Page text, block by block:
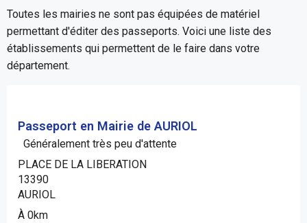
Toutes les mairies ne sont pas équipées de matériel
permettant d'éditer des passeports. Voici une liste des
établissements qui permettent de le faire dans votre
département.
Passeport en Mairie de AURIOL
Généralement très peu d'attente
PLACE DE LA LIBERATION
13390
AURIOL
À 0km